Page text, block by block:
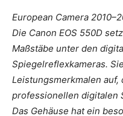
European Camera
Die Canon EOS 550D
Maßstäbe unter den
Spiegelreflexkameras.
Leistungsmerkmalen
professionellen digitalen
Das Gehäuse hat ein